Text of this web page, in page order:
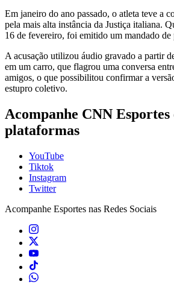
Em janeiro do ano passado, o atleta teve a
pela mais alta instância da Justiça italiana.
16 de fevereiro, foi emitido um mandado de
A acusação utilizou áudio gravado a partir
em um carro, que flagrou uma conversa
amigos, o que possibilitou confirmar a
estupro coletivo.
Acompanhe CNN Esportes
plataformas
YouTube
Tiktok
Instagram
Twitter
Acompanhe Esportes nas Redes Sociais